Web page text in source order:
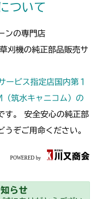
ついて
ンの専門店
刈機の純正部品販売サ
ビス指定店国内第１
筑水キャニコム）の
す。 安全安心の純正部
ぞご用命ください。
らせ